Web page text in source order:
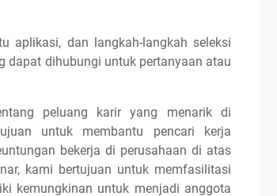
aplikasi, dan langkah-langkah seleksi
dapat dihubungi untuk pertanyaan atau
peluang karir yang menarik di
untuk membantu pencari kerja
bekerja di perusahaan di atas
kami bertujuan untuk memfasilitasi
kemungkinan untuk menjadi anggota